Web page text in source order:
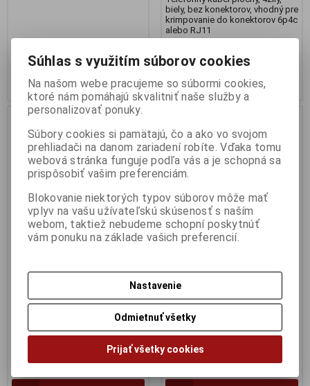
0,14 € (Cena bez DPH)
Kúpiť
biely, bez konektorov, vhodný pre
krimpovanie do konektorov 6p4c
alebo RJ11
0,20 € (Cena bez DPH)
Kúpiť
drôt
Kvalitný konektor, pozlátené
kontakty 50 mikrometrov zlata
určený pre káble UTP so žilami z
plného medeného drôtu.
0,25 €
pohyblivé lanko (patch kábel)
Katalógové číslo:
kontakty 50 mikrometrov zlata
určený pre káble UTP so žilami
stáčanými z viac tenkých licien.
Súhlas s využitím súborov cookies
Na našom webe pracujeme so súbormi cookies,
ktoré nám pomáhajú skvalitniť naše služby a
personalizovať ponuky.
Súbory cookies si pamätajú, čo a ako vo svojom
prehliadači na danom zariadení robíte. Vďaka tomu
webová stránka funguje podľa vás a je schopná sa
prispôsobiť vašim preferenciám.
Blokovanie niektorých typov súborov môže mať
vplyv na vašu užívateľskú skúsenosť s naším
webom, taktiež nebudeme schopní poskytnúť
vám ponuku na základe vašich preferencií.
Nastavenie
Odmietnuť všetky
Prijať všetky cookies